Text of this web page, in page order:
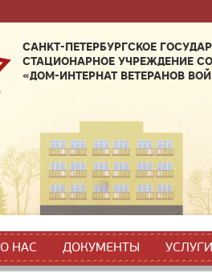
САНКТ-ПЕТЕРБУРГСКОЕ
СТАЦИОНАРНОЕ УЧРЕЖДЕНИЕ
«ДОМ-ИНТЕРНАТ ВЕТЕРАНОВ
О НАС ДОКУМЕНТЫ УСЛУГИ